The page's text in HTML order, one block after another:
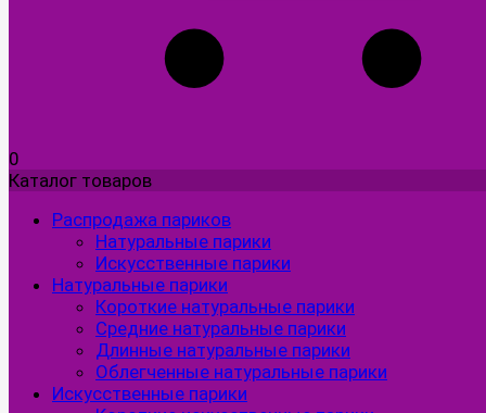
0
Каталог товаров
Распродажа париков
Натуральные парики
Искусственные парики
Натуральные парики
Короткие натуральные парики
Средние натуральные парики
Длинные натуральные парики
Облегченные натуральные парики
Искусственные парики